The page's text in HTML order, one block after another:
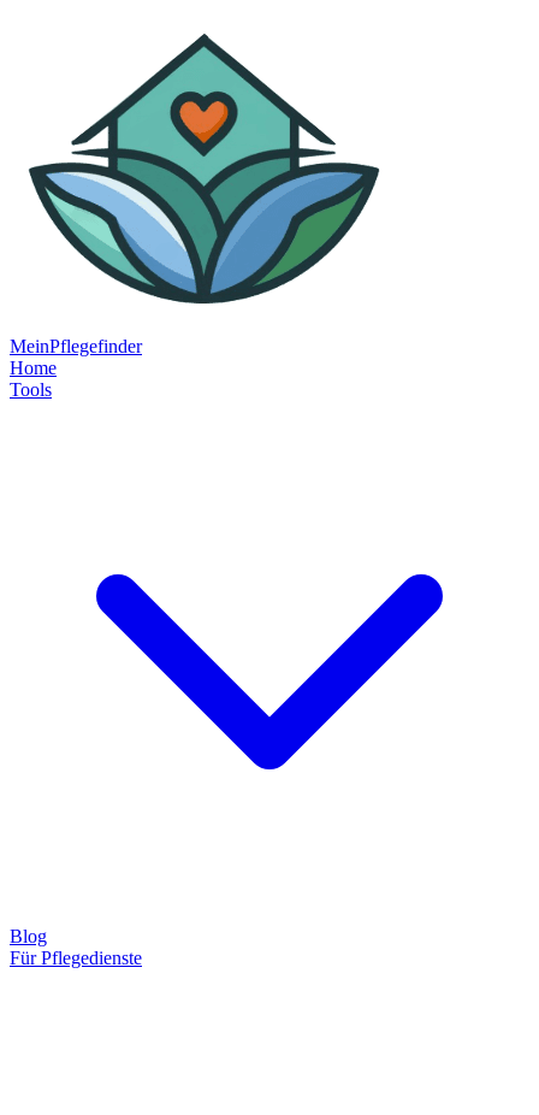
MeinPflegefinder
Home
Tools
Blog
Für Pflegedienste